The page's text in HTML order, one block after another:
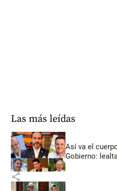
Las más leídas
Así va el
Gobierno:
share